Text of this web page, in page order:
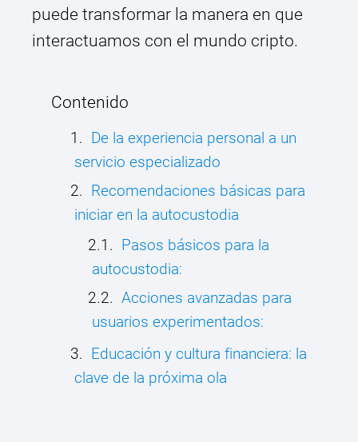
puede transformar la manera en que
interactuamos con el mundo cripto.
Contenido
De la experiencia personal a un
servicio especializado
Recomendaciones básicas para
iniciar en la autocustodia
Pasos básicos para la
autocustodia:
Acciones avanzadas para
usuarios experimentados:
Educación y cultura financiera: la
clave de la próxima ola